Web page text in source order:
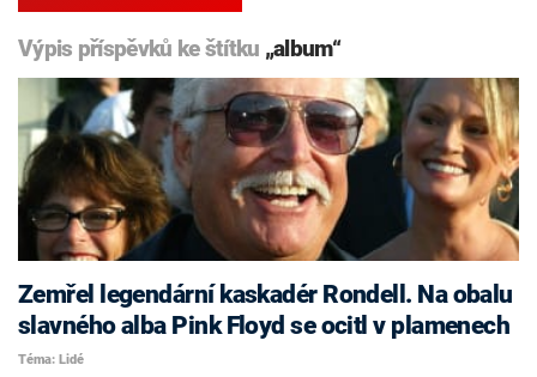
Výpis příspěvků ke štítku „album“
Zemřel legendární kaskadér Rondell. Na obalu
slavného alba Pink Floyd se ocitl v plamenech
Téma: Lidé